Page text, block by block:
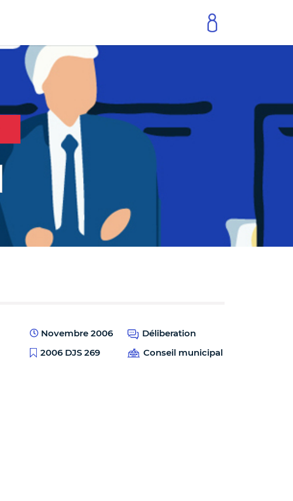
Novembre 2006
Déliberation
2006 DJS 269
Conseil municipal